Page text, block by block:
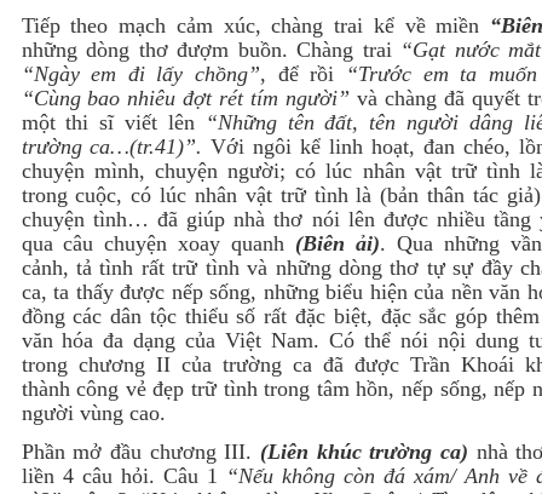
Tiếp theo mạch cảm xúc, chàng trai kể về miền
những dòng thơ đượm buồn. Chàng trai “Gạt nước
“Ngày em đi lấy chồng”, để rồi “Trước em ta
“Cùng bao nhiêu đợt rét tím người” và chàng đã quyết
một thi sĩ viết lên “Những tên đất, tên người dâng
trường ca…(tr.41)”. Với ngôi kể linh hoạt, đan chéo,
chuyện mình, chuyện người; có lúc nhân vật trữ tình
trong cuộc, có lúc nhân vật trữ tình là (bản thân tác
chuyện tình… đã giúp nhà thơ nói lên được nhiều tầng
qua câu chuyện xoay quanh (Biên ải). Qua những
cảnh, tả tình rất trữ tình và những dòng thơ tự sự đầy
ca, ta thấy được nếp sống, những biểu hiện của nền văn
đồng các dân tộc thiểu số rất đặc biệt, đặc sắc góp
văn hóa đa dạng của Việt Nam. Có thể nói nội dung
trong chương II của trường ca đã được Trần Khoái
thành công vẻ đẹp trữ tình trong tâm hồn, nếp sống, nếp
người vùng cao.
Phần mở đầu chương III. (Liên khúc trường ca) nhà
liền 4 câu hỏi. Câu 1 “Nếu không còn đá xám/ Anh về